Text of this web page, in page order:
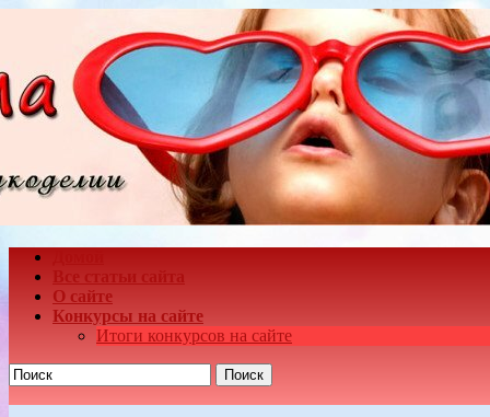
Все статьи сайта
О сайте
Конкурсы на сайте
Итоги конкурсов на сайте
Поиск